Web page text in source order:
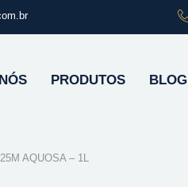
PRODUTOS BLOG
AQUOSA – 1L